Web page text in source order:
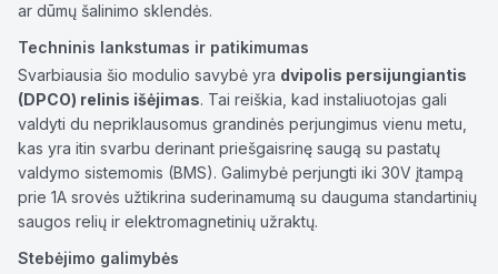
ar dūmų šalinimo sklendės.
Techninis lankstumas ir patikimumas
Svarbiausia šio modulio savybė yra dvipolis persijungiantis
(DPCO) relinis išėjimas. Tai reiškia, kad instaliuotojas gali
valdyti du nepriklausomus grandinės perjungimus vienu metu,
kas yra itin svarbu derinant priešgaisrinę saugą su pastatų
valdymo sistemomis (BMS). Galimybė perjungti iki 30V įtampą
prie 1A srovės užtikrina suderinamumą su dauguma standartinių
saugos relių ir elektromagnetinių užraktų.
Stebėjimo galimybės